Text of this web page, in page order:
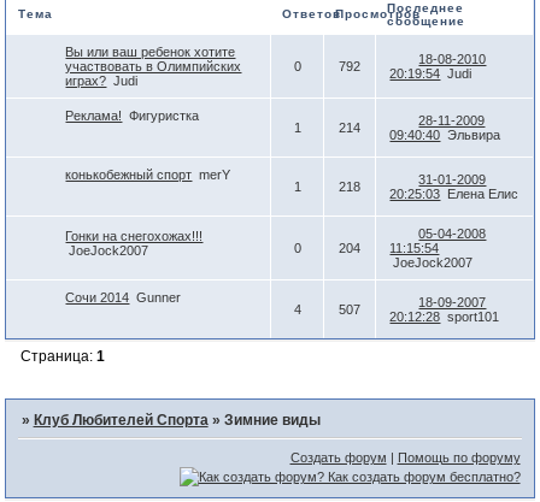
Тема ОтветовПросмотровПоследнее
сообщение
Вы или ваш ребенок хотите
участвовать в Олимпийских
играх? Judi
0 792
18-08-2010
20:19:54 Judi
Реклама!
Фигуристка
1
214
28-11-2009
09:40:40 Эльвира
конькобежный спорт merY
1
218
31-01-2009
20:25:03 Елена Елис
Гонки на снегохожах!!!
JoeJock2007
0 204
05-04-2008
11:15:54
JoeJock2007
Сочи 2014 Gunner
4
507
18-09-2007
20:12:28 sport101
Страница: 1
» Клуб Любителей Спорта » Зимние виды
Создать форум | Помощь по форуму